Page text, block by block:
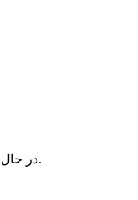
در حال حاضر سبد خرید شما خالی می‌باشد.